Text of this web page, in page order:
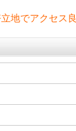
地でアクセス良